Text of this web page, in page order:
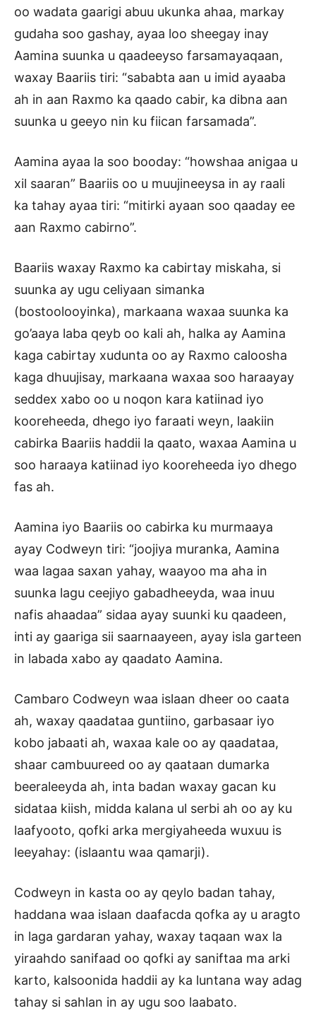
oo wadata gaarigi abuu ukunka ahaa, markay
gudaha soo gashay, ayaa loo sheegay inay
Aamina suunka u qaadeeyso farsamayaqaan,
waxay Baariis tiri: “sababta aan u imid ayaaba
ah in aan Raxmo ka qaado cabir, ka dibna aan
suunka u geeyo nin ku fiican farsamada”.
Aamina ayaa la soo booday: “howshaa anigaa u
xil saaran” Baariis oo u muujineeysa in ay raali
ka tahay ayaa tiri: “mitirki ayaan soo qaaday ee
aan Raxmo cabirno”.
Baariis waxay Raxmo ka cabirtay miskaha, si
suunka ay ugu celiyaan simanka
(bostoolooyinka), markaana waxaa suunka ka
go’aaya laba qeyb oo kali ah, halka ay Aamina
kaga cabirtay xudunta oo ay Raxmo caloosha
kaga dhuujisay, markaana waxaa soo haraayay
seddex xabo oo u noqon kara katiinad iyo
kooreheeda, dhego iyo faraati weyn, laakiin
cabirka Baariis haddii la qaato, waxaa Aamina u
soo haraaya katiinad iyo kooreheeda iyo dhego
fas ah.
Aamina iyo Baariis oo cabirka ku murmaaya
ayay Codweyn tiri: “joojiya muranka, Aamina
waa lagaa saxan yahay, waayoo ma aha in
suunka lagu ceejiyo gabadheeyda, waa inuu
nafis ahaadaa” sidaa ayay suunki ku qaadeen,
inti ay gaariga sii saarnaayeen, ayay isla garteen
in labada xabo ay qaadato Aamina.
Cambaro Codweyn waa islaan dheer oo caata
ah, waxay qaadataa guntiino, garbasaar iyo
kobo jabaati ah, waxaa kale oo ay qaadataa,
shaar cambuureed oo ay qaataan dumarka
beeraleeyda ah, inta badan waxay gacan ku
sidataa kiish, midda kalana ul serbi ah oo ay ku
laafyooto, qofki arka mergiyaheeda wuxuu is
leeyahay: (islaantu waa qamarji).
Codweyn in kasta oo ay qeylo badan tahay,
haddana waa islaan daafacda qofka ay u aragto
in laga gardaran yahay, waxay taqaan wax la
yiraahdo sanifaad oo qofki ay saniftaa ma arki
karto, kalsoonida haddii ay ka luntana way adag
tahay si sahlan in ay ugu soo laabato.